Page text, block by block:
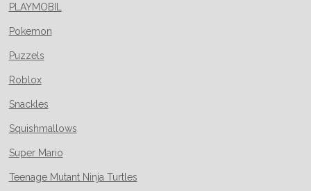
PLAYMOBIL
Pokemon
Puzzels
Roblox
Snackles
Squishmallows
Super Mario
Teenage Mutant Ninja Turtles